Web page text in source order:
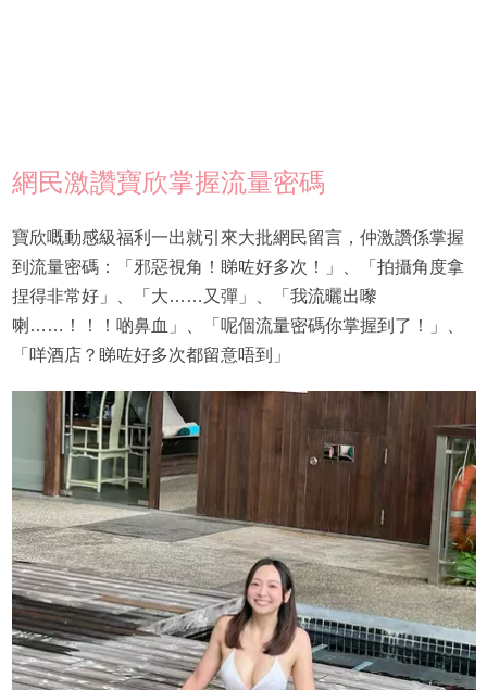
網民激讚寶欣掌握流量密碼
寶欣嘅動感級福利一出就引來大批網民留言，仲激讚係掌握
到流量密碼：「邪惡視角！睇咗好多次！」、「拍攝角度拿
捏得非常好」、「大……又彈」、「我流曬出嚟
喇……！！！啲鼻血」、「呢個流量密碼你掌握到了！」、
「咩酒店？睇咗好多次都留意唔到」